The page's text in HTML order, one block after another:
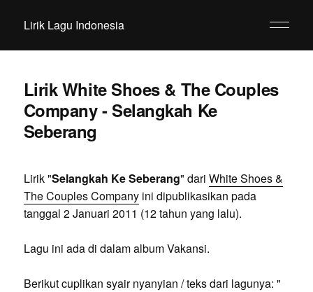
Lirik Lagu Indonesia
Lirik White Shoes & The Couples
Company - Selangkah Ke
Seberang
Lirik "Selangkah Ke Seberang" dari White Shoes &
The Couples Companyini dipublikasikan pada
tanggal 2 Januari 2011 (12 tahun yang lalu).
Lagu ini ada di dalam album Vakansi.
Berikut cuplikan syair nyanyian / teks dari lagunya: "